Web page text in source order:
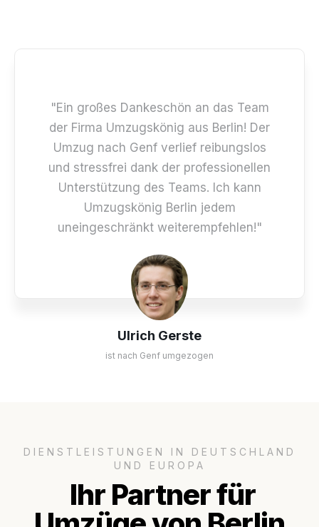
Ulrich Gerste
ist nach Genf umgezogen
"Ein großes Dankeschön an das Team
der Firma Umzugskönig aus Berlin! Der
Umzug nach Genf verlief reibungslos
und stressfrei dank der professionellen
Unterstützung des Teams. Ich kann
Umzugskönig Berlin jedem
uneingeschränkt weiterempfehlen!"
DIENSTLEISTUNGEN IN DEUTSCHLAND
UND EUROPA
Ihr Partner für